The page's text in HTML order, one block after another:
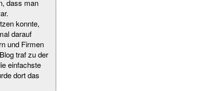
dass man
konnte,
darauf
und Firmen
Blog traf zu der
einfachste
dort das